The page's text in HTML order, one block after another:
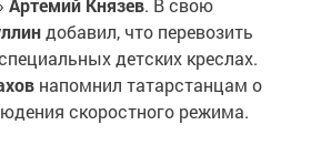
Артемий Князев. В свою
добавил, что перевозить
детских креслах.
напомнил татарстанцам о
скоростного режима.